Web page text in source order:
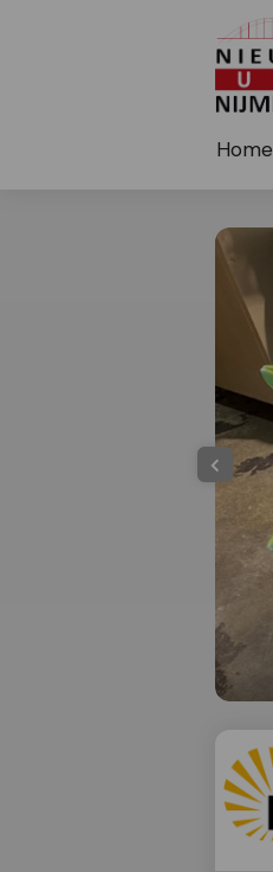
Home